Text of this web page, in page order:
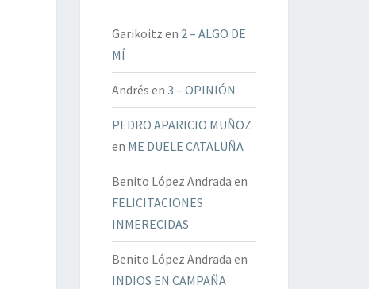
Garikoitz en 2 – ALGO DE
MÍ
Andrés en 3 – OPINIÓN
PEDRO APARICIO MUÑOZ
en ME DUELE CATALUÑA
Benito López Andrada en
FELICITACIONES
INMERECIDAS
Benito López Andrada en
INDIOS EN CAMPAÑA